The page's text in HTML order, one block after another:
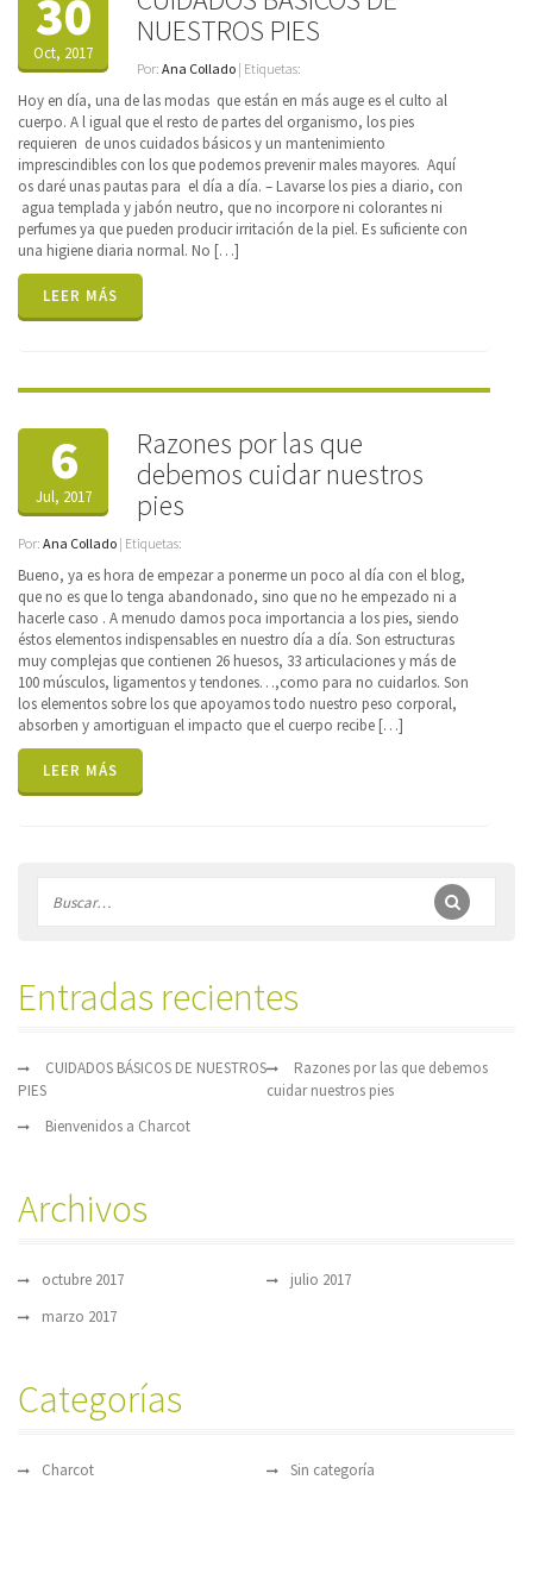
30
Oct, 2017
NUESTROS PIES
Por: Ana Collado | Etiquetas:
Hoy en día, una de las modas que están en más auge es el culto al
cuerpo. A l igual que el resto de partes del organismo, los pies
requieren de unos cuidados básicos y un mantenimiento
imprescindibles con los que podemos prevenir males mayores. Aquí
os daré unas pautas para el día a día. – Lavarse los pies a diario, con
agua templada y jabón neutro, que no incorpore ni colorantes ni
perfumes ya que pueden producir irritación de la piel. Es suficiente con
una higiene diaria normal. No […]
LEER MÁS
6
Jul, 2017
Razones por las que
debemos cuidar nuestros
pies
Por: Ana Collado | Etiquetas:
Bueno, ya es hora de empezar a ponerme un poco al día con el blog,
que no es que lo tenga abandonado, sino que no he empezado ni a
hacerle caso . A menudo damos poca importancia a los pies, siendo
éstos elementos indispensables en nuestro día a día. Son estructuras
muy complejas que contienen 26 huesos, 33 articulaciones y más de
100 músculos, ligamentos y tendones…,como para no cuidarlos. Son
los elementos sobre los que apoyamos todo nuestro peso corporal,
absorben y amortiguan el impacto que el cuerpo recibe […]
LEER MÁS
Entradas recientes
CUIDADOS BÁSICOS DE NUESTROS
PIES
Razones por las que debemos
cuidar nuestros pies
Bienvenidos a Charcot
Archivos
octubre 2017
julio 2017
marzo 2017
Categorías
Charcot Sin categoría